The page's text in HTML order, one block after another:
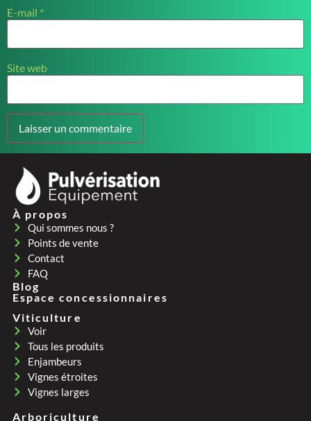
E-mail *
Site web
À propos
Qui sommes nous ?
Points de vente
Contact
FAQ
Blog
Espace concessionnaires
Viticulture
Voir
Tous les produits
Enjambeurs
Vignes étroites
Vignes larges
Arboriculture